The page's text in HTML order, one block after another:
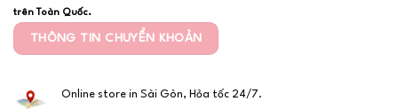
trên Toàn Quốc.
THÔNG TIN CHUYỂN KHOẢN
Online store in Sài Gòn, Hỏa tốc 24/7.